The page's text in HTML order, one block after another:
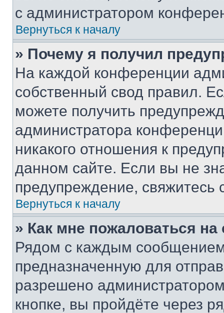
с администратором
Вернуться к началу
» Почему я получил
На каждой конференции
собственный свод правил.
можете получить
администратора
никакого отношения к
данном сайте. Если вы не
предупреждение,
Вернуться к началу
» Как мне пожаловаться
Рядом с каждым сообщением
предназначенную для
разрешено
кнопке, вы пройдёте через